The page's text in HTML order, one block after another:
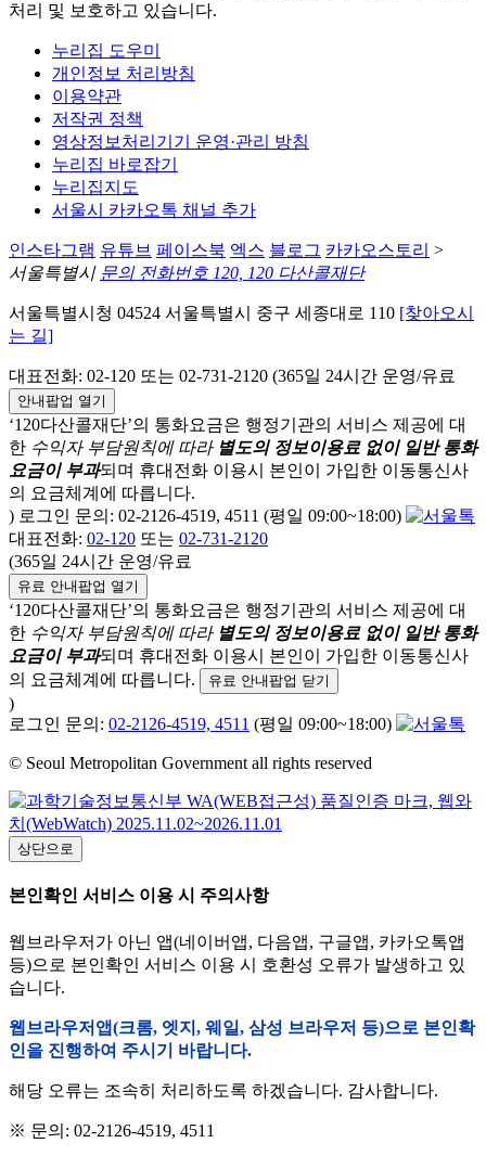
처리 및 보호하고 있습니다.
누리집 도우미
개인정보 처리방침
이용약관
저작권 정책
영상정보처리기기 운영·관리 방침
누리집 바로잡기
누리집지도
서울시 카카오톡 채널 추가
인스타그램 유튜브 페이스북 엑스 블로그 카카오스토리 >
서울특별시 문의 전화번호 120, 120 다산콜재단
서울특별시청 04524 서울특별시 중구 세종대로 110 [찾아오시
는 길]
대표전화: 02-120 또는 02-731-2120 (365일 24시간 운영/유료
안내팝업 열기
‘120다산콜재단’의 통화요금은 행정기관의 서비스 제공에 대
한 수익자 부담원칙에 따라 별도의 정보이용료 없이 일반 통화
요금이 부과되며 휴대전화 이용시 본인이 가입한 이동통신사
의 요금체계에 따릅니다.
) 로그인 문의: 02-2126-4519, 4511 (평일 09:00~18:00)
대표전화: 02-120 또는 02-731-2120
(365일 24시간 운영/유료
유료 안내팝업 열기
‘120다산콜재단’의 통화요금은 행정기관의 서비스 제공에 대
한 수익자 부담원칙에 따라 별도의 정보이용료 없이 일반 통화
요금이 부과되며 휴대전화 이용시 본인이 가입한 이동통신사
의 요금체계에 따릅니다.
유료 안내팝업 닫기
)
로그인 문의: 02-2126-4519, 4511 (평일 09:00~18:00)
© Seoul Metropolitan Government all rights reserved
상단으로
본인확인 서비스 이용 시 주의사항
웹브라우저가 아닌 앱(네이버앱, 다음앱, 구글앱, 카카오톡앱
등)으로 본인확인 서비스 이용 시 호환성 오류가 발생하고 있
습니다.
웹브라우저앱(크롬, 엣지, 웨일, 삼성 브라우저 등)으로 본인확
인을 진행하여 주시기 바랍니다.
해당 오류는 조속히 처리하도록 하겠습니다. 감사합니다.
※ 문의: 02-2126-4519, 4511